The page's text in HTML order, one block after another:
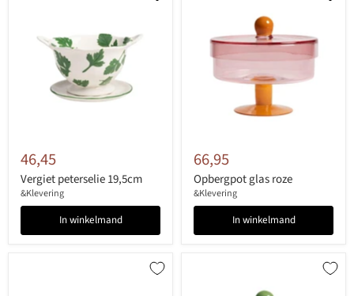
46,45
Vergiet peterselie 19,5cm
&Klevering
In winkelmand
66,95
Opbergpot glas roze
&Klevering
In winkelmand